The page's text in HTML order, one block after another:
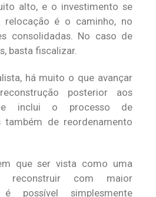
alto, e o investimento se
é o caminho, no
consolidadas. No caso de
basta fiscalizar.
há muito o que avançar
posterior aos
inclui o processo de
também de reordenamento
que ser vista como uma
reconstruir com maior
possível simplesmente